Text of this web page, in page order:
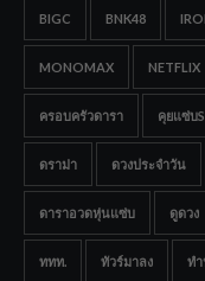
BIGC BNK48
MONOMAX NETFLIX
ครอบครัวดารา คุยแซ่บ
ดราม่า ดวงประจำวัน
ดาราอวดหุ่นแซ่บ ดูดวง
ททท. ทัวร์มาลง ทำ